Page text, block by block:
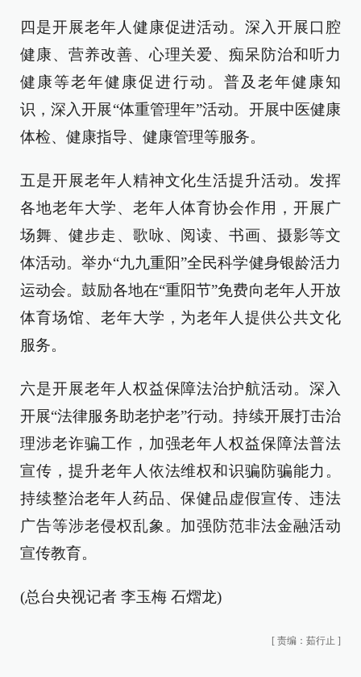
四是开展老年人健康促进活动。深入开展口腔
健康、营养改善、心理关爱、痴呆防治和听力
健康等老年健康促进行动。普及老年健康知
识，深入开展“体重管理年”活动。开展中医健康
体检、健康指导、健康管理等服务。
五是开展老年人精神文化生活提升活动。发挥
各地老年大学、老年人体育协会作用，开展广
场舞、健步走、歌咏、阅读、书画、摄影等文
体活动。举办“九九重阳”全民科学健身银龄活力
运动会。鼓励各地在“重阳节”免费向老年人开放
体育场馆、老年大学，为老年人提供公共文化
服务。
六是开展老年人权益保障法治护航活动。深入
开展“法律服务助老护老”行动。持续开展打击治
理涉老诈骗工作，加强老年人权益保障法普法
宣传，提升老年人依法维权和识骗防骗能力。
持续整治老年人药品、保健品虚假宣传、违法
广告等涉老侵权乱象。加强防范非法金融活动
宣传教育。
(总台央视记者 李玉梅 石熠龙)
[ 责编：茹行止 ]